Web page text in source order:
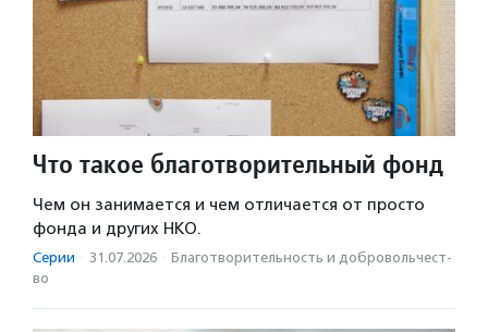
Что такое благотворительный фонд
Чем он занимается и чем отличается от просто
фонда и других НКО.
Серии · 31.07.2026 · Благотвори­тель­ность и доброволь­чест­
во